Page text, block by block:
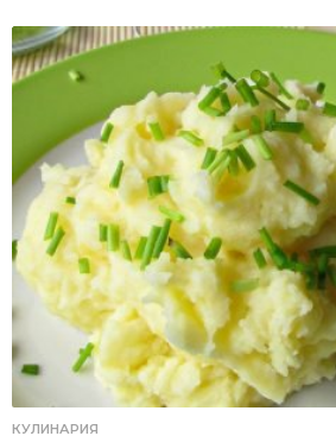
КУЛИНАРИЯ